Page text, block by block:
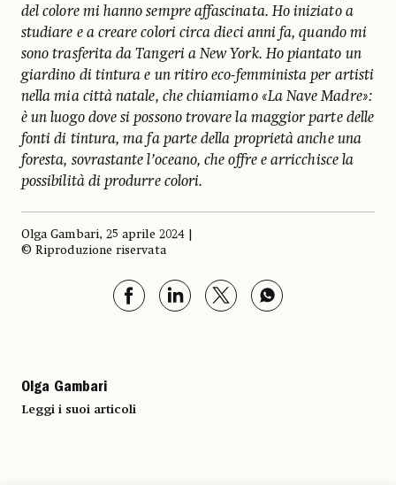
del colore mi hanno sempre affascinata. Ho iniziato a
studiare e a creare colori circa dieci anni fa, quando mi
sono trasferita da Tangeri a New York. Ho piantato un
giardino di tintura e un ritiro eco-femminista per artisti
nella mia città natale, che chiamiamo «La Nave Madre»:
è un luogo dove si possono trovare la maggior parte delle
fonti di tintura, ma fa parte della proprietà anche una
foresta, sovrastante l’oceano, che offre e arricchisce la
possibilità di produrre colori.
Olga Gambari, 25 aprile 2024 |
© Riproduzione riservata
Olga Gambari
Leggi i suoi articoli